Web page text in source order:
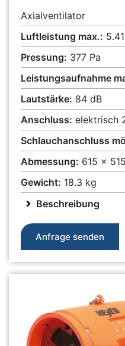
Axialventilator
Luftleistung max.:
Pressung: 377 Pa
Leistungsaufnahme
Lautstärke: 84 dB
Anschluss: elektrisch
Schlauchanschluss
Abmessung: 615 x
Gewicht: 18.3 kg
Beschreibung
Anfrage senden